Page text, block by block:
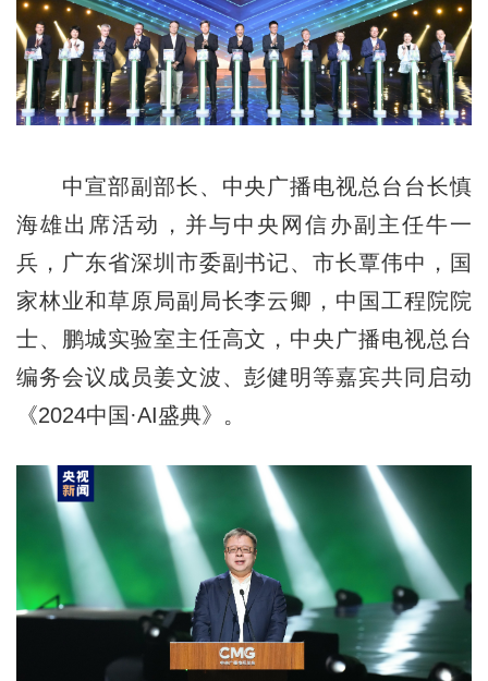
中宣部副部长、中央广播电视总台台长慎
海雄出席活动，并与中央网信办副主任牛一
兵，广东省深圳市委副书记、市长覃伟中，国
家林业和草原局副局长李云卿，中国工程院院
士、鹏城实验室主任高文，中央广播电视总台
编务会议成员姜文波、彭健明等嘉宾共同启动
《2024中国·AI盛典》。